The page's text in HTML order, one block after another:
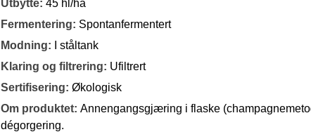
Utbytte: 45 hl/ha
Fermentering: Spontanfermentert
Modning:
I ståltank
Klaring og filtrering: Ufiltrert
Sertifisering: Økologisk
Om produktet: Annengangsgjæring i flaske
dégorgering.